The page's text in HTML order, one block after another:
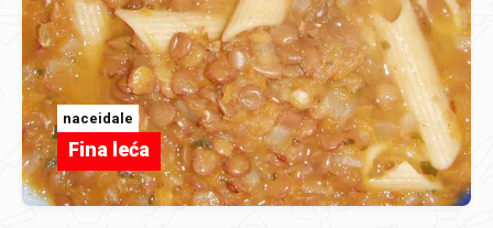
naceidale
Fina leća